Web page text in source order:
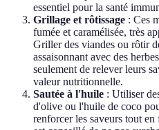
essentiel pour la santé
Grillage et rôtissage : Ces
fumée et caramélisée, très
Griller des viandes ou rôtir
assaisonnant avec des
seulement de relever leurs
valeur nutritionnelle.
Sautée à l'huile : Utiliser
d'olive ou l'huile de coco
renforcer les saveurs tout